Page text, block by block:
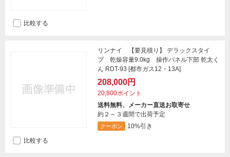
比較する
リンナイ 【要見積り】 デラックスタイ
プ 乾燥容量9.0kg 操作パネル下部 乾太く
ん RDT-93 [都市ガス12・13A]
208,000円
20,800ポイント
送料無料、メーカー直送お取寄せ
約２～３週間で出荷予定
クーポン
10%引き
比較する